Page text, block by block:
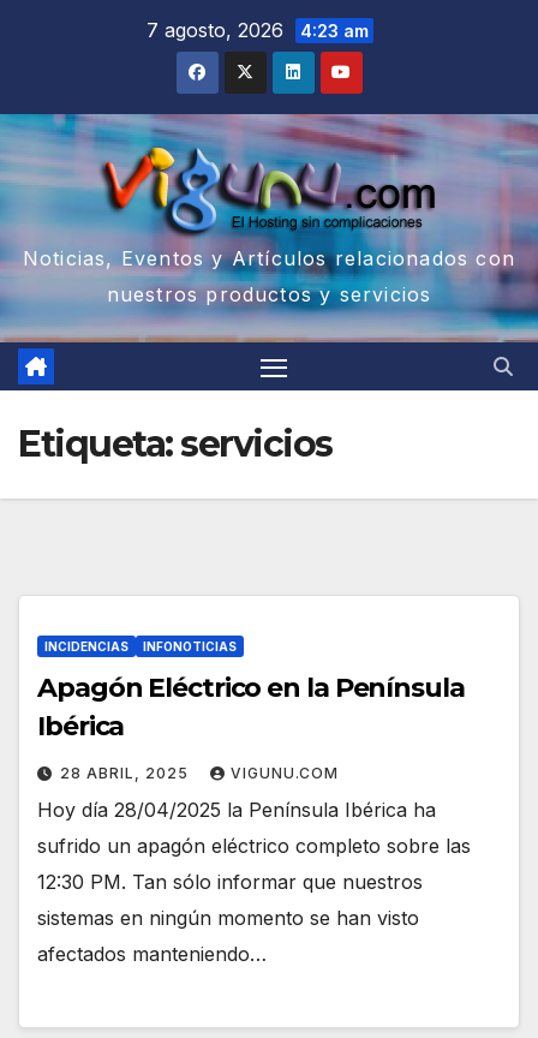
7 agosto, 2026 4:23 am
Noticias, Eventos y Artículos relacionados con
nuestros productos y servicios
Etiqueta:servicios
INCIDENCIAS INFONOTICIAS
Apagón Eléctrico en la Península
Ibérica
28 ABRIL, 2025 VIGUNU.COM
Hoy día 28/04/2025 la Península Ibérica ha
sufrido un apagón eléctrico completo sobre las
12:30 PM. Tan sólo informar que nuestros
sistemas en ningún momento se han visto
afectados manteniendo…